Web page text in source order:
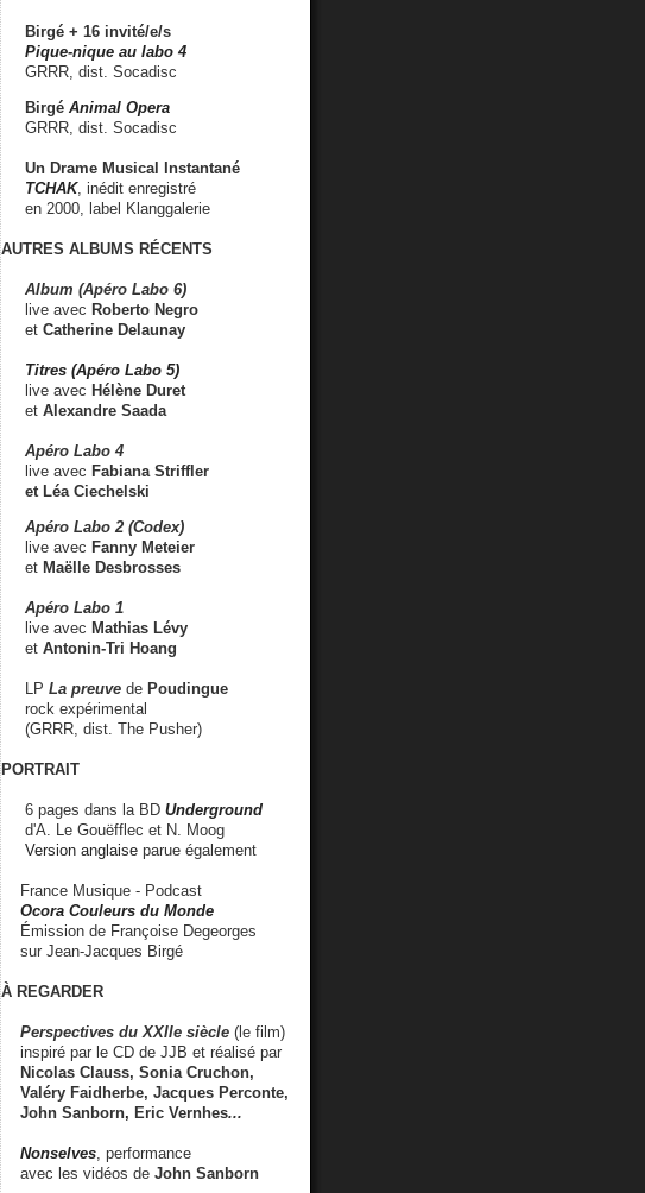
Birgé + 16 invité/e/s
Pique-nique au labo 4
GRRR, dist. Socadisc
Birgé Animal Opera
GRRR, dist. Socadisc
Un Drame Musical Instantané
TCHAK, inédit enregistré
en 2000, label Klanggalerie
AUTRES ALBUMS RÉCENTS
Album (Apéro Labo 6)
live avec Roberto Negro
et Catherine Delaunay
Titres (Apéro Labo 5)
live avec Hélène Duret
et Alexandre Saada
Apéro Labo 4
live avec Fabiana Striffler
et Léa Ciechelski
Apéro Labo 2 (Codex)
live avec Fanny Meteier
et Maëlle Desbrosses
Apéro Labo 1
live avec Mathias Lévy
et Antonin-Tri Hoang
LP La preuve de Poudingue
rock expérimental
(GRRR, dist. The Pusher)
PORTRAIT
6 pages dans la BD Underground
d'A. Le Gouëfflec et N. Moog
Version anglaise parue également
France Musique - Podcast
Ocora Couleurs du Monde
Émission de Françoise Degeorges
sur Jean-Jacques Birgé
À REGARDER
Perspectives du XXIIe siècle (le film)
inspiré par le CD de JJB et réalisé par
Nicolas Clauss, Sonia Cruchon,
Valéry Faidherbe, Jacques Perconte,
John Sanborn, Eric Vernhes...
Nonselves , performance
avec les vidéos de John Sanborn